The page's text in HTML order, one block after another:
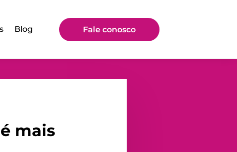
Blog Fale conosco
mais